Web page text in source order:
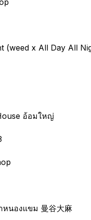
(weed x All Day All
อ้อมใหญ่
นองแขม 曼谷大麻